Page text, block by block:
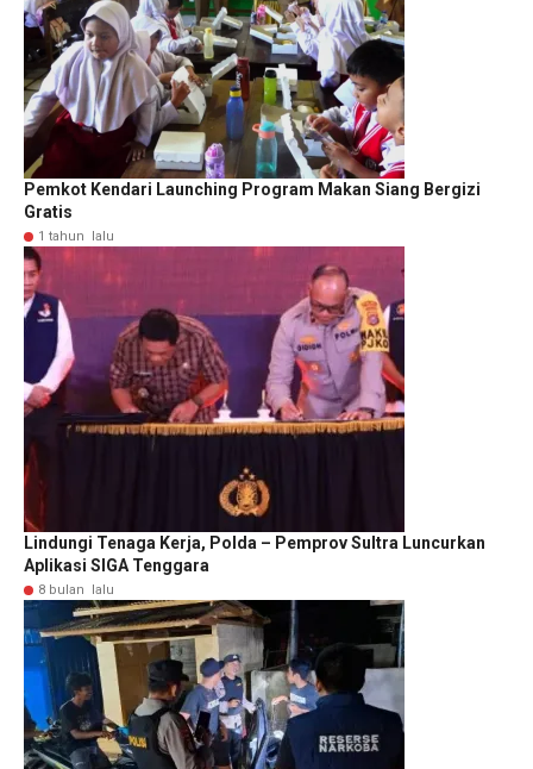
Pemkot Kendari Launching Program Makan Siang Bergizi
Gratis
1 tahun lalu
Lindungi Tenaga Kerja, Polda – Pemprov Sultra Luncurkan
Aplikasi SIGA Tenggara
8 bulan lalu